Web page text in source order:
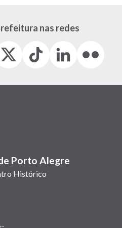
nas redes
Tiktok
(link
em
LinkedIn
(link
em
(link
em
Porto Alegre
Histórico